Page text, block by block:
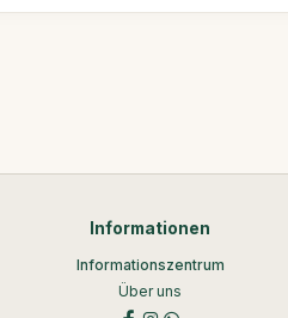
Informationen
Informationszentrum
Über uns